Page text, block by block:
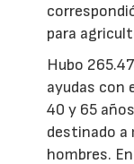
para
Hubo
ayudas con
40 y 65
destinado a
hombres.